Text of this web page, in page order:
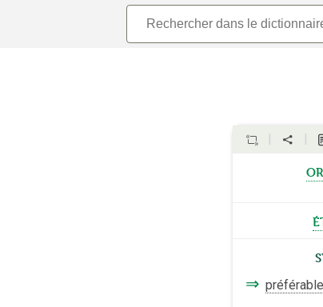
⇒ préférable